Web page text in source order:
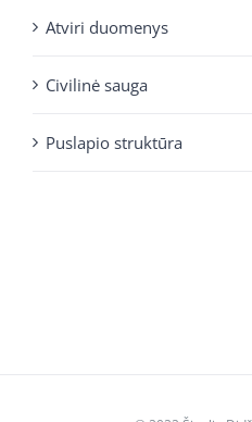
Atviri duomenys
Civilinė sauga
Puslapio struktūra